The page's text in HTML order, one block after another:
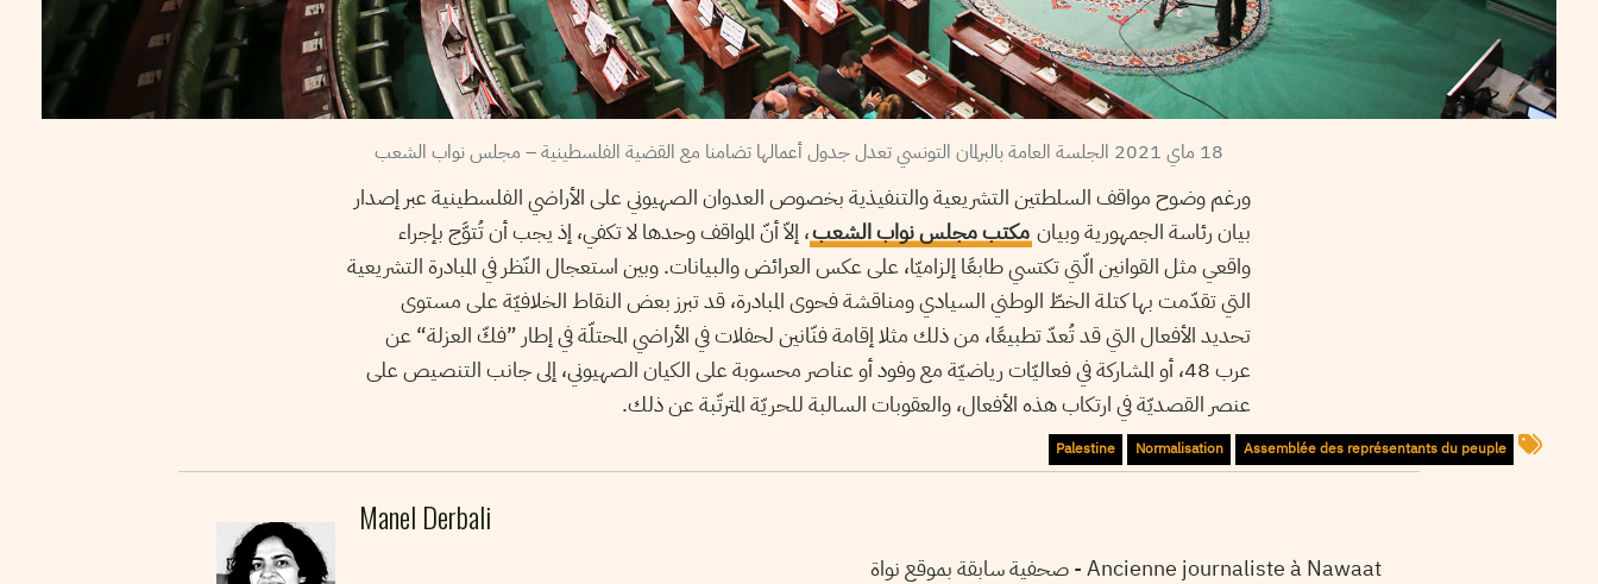
18 ماي 2021 الجلسة العامة بالبرلمان التونسي تعدل جدول أعمالها تضامنا مع القضية الفلسطينية – مجلس نواب الشعب
ورغم وضوح مواقف السلطتين التشريعية والتنفيذية بخصوص العدوان الصهيوني على الأراضي الفلسطينية عبر إصدار
بيان رئاسة الجمهورية وبيان مكتب مجلس نواب الشعب، إلاّ أنّ المواقف وحدها لا تكفي، إذ يجب أن تُتوَّج بإجراء
واقعي مثل القوانين الّتي تكتسي طابعًا إلزاميّا، على عكس العرائض والبيانات. وبين استعجال النّظر في المبادرة التشريعية
التي تقدّمت بها كتلة الخطّ الوطني السيادي ومناقشة فحوى المبادرة، قد تبرز بعض النقاط الخلافيّة على مستوى
تحديد الأفعال التي قد تُعدّ تطبيعًا، من ذلك مثلا إقامة فنّانين لحفلات في الأراضي المحتلّة في إطار ”فكّ العزلة“ عن
عرب 48، أو المشاركة في فعاليّات رياضيّة مع وفود أو عناصر محسوبة على الكيان الصهيوني، إلى جانب التنصيص على
عنصر القصديّة في ارتكاب هذه الأفعال، والعقوبات السالبة للحريّة المترتّبة عن ذلك.
Assemblée des représentants du peuple
Normalisation
Palestine
Manel Derbali
Ancienne journaliste à Nawaat - صحفية سابقة بموقع نواة